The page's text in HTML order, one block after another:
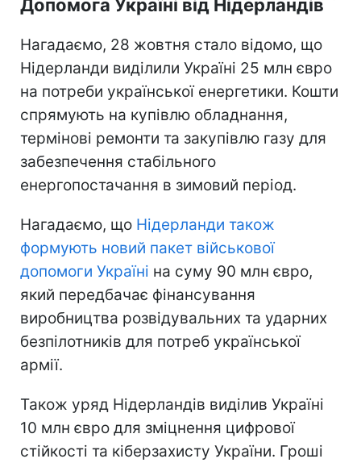
Допомога Україні від Нідерландів
Нагадаємо, 28 жовтня стало відомо, що
Нідерланди виділили Україні 25 млн євро
на потреби української енергетики. Кошти
спрямують на купівлю обладнання,
термінові ремонти та закупівлю газу для
забезпечення стабільного
енергопостачання в зимовий період.
Нагадаємо, що Нідерланди також
формують новий пакет військової
допомоги Україні на суму 90 млн євро,
який передбачає фінансування
виробництва розвідувальних та ударних
безпілотників для потреб української
армії.
Також уряд Нідерландів виділив Україні
10 млн євро для зміцнення цифрової
стійкості та кіберзахисту України. Гроші